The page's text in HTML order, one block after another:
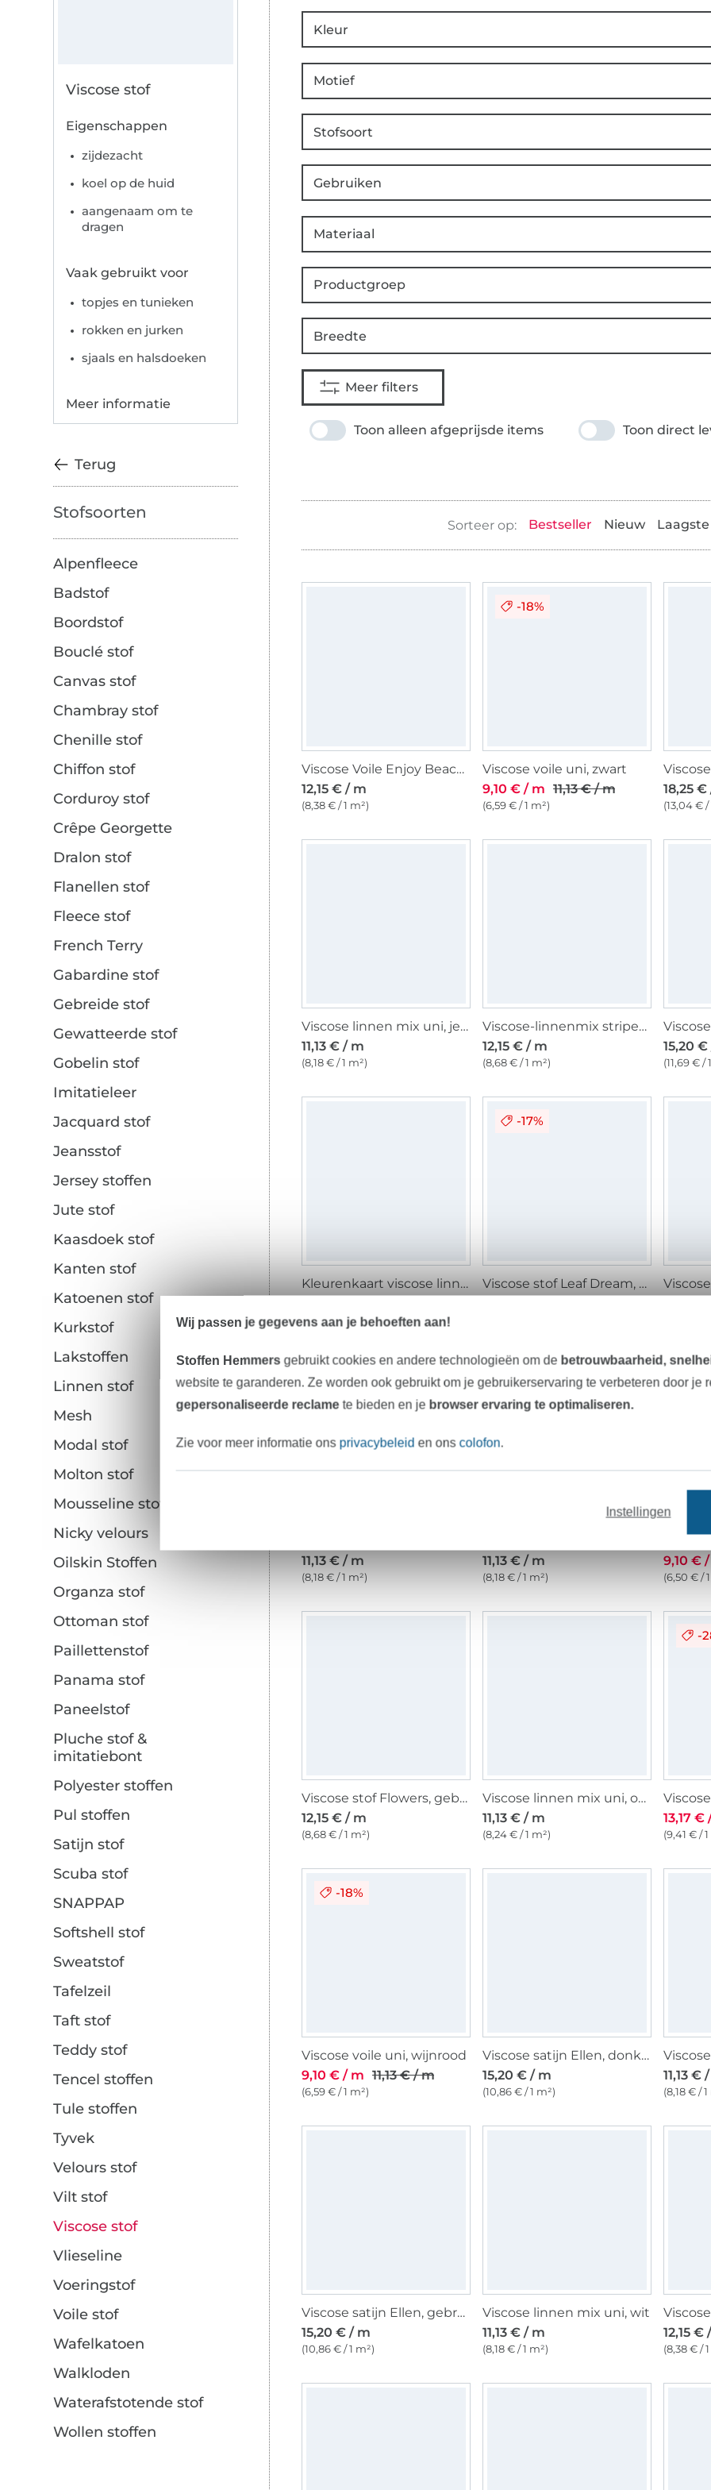
Viscose stof
Eigenschappen
zijdezacht
koel op de huid
aangenaam om te
dragen
Vaak gebruikt voor
topjes en tunieken
rokken en jurken
sjaals en halsdoeken
Meer informatie
Terug
Stofsoorten
Alpenfleece
Badstof
Boordstof
Bouclé stof
Canvas stof
Chambray stof
Chenille stof
Chiffon stof
Corduroy stof
Crêpe Georgette
Dralon stof
Flanellen stof
Fleece stof
French Terry
Gabardine stof
Gebreide stof
Gewatteerde stof
Gobelin stof
Imitatieleer
Jacquard stof
Jeansstof
Jersey stoffen
Jute stof
Kaasdoek stof
Kanten stof
Katoenen stof
Kurkstof
Lakstoffen
Linnen stof
Mesh
Modal stof
Molton stof
Mousseline stof
Nicky velours
Oilskin Stoffen
Organza stof
Ottoman stof
Paillettenstof
Panama stof
Paneelstof
Pluche stof &
imitatiebont
Polyester stoffen
Pul stoffen
Satijn stof
Scuba stof
SNAPPAP
Softshell stof
Sweatstof
Tafelzeil
Taft stof
Teddy stof
Tencel stoffen
Tule stoffen
Tyvek
Velours stof
Vilt stof
Viscose stof
Vlieseline
Voeringstof
Voile stof
Wafelkatoen
Walkloden
Waterafstotende stof
Wollen stoffen
Kleur
Motief
Stofsoort
Gebruiken
Materiaal
Productgroep
Breedte
Meer filters
Toon alleen afgeprijsde items Toon direct
Bestseller Nieuw
Viscose Voile Enjoy Beach Ethnic Leaves, petrol
12,15 € / m
(8,38 € / 1 m²)
-18%
Viscose voile uni, zwart
9,10 € / m 11,13 € / m
(6,59 € / 1 m²)
18,25
(13,04 € /
Viscose linnen mix uni, jeansblauw
11,13 € / m
(8,18 € / 1 m²)
Viscose-linnenmix stripes, crèmekleurig
12,15 € / m
(8,68 € / 1 m²)
15,20
(11,69 € /
Kleurenkaart viscose linnen mix
-17%
Viscose stof Leaf Dream, marineblauw
11,13 € / m
(8,18 € / 1 m²)
11,13 € / m
(8,18 € / 1 m²)
-
9,10 €
(6,50 € /
Viscose stof Flowers, gebroken wit
12,15 € / m
(8,68 € / 1 m²)
Viscose linnen mix uni, oudpetrol
11,13 € / m
(8,24 € / 1 m²)
-
13,17 €
(9,41 € /
-18%
Viscose voile uni, wijnrood
9,10 € / m 11,13 € / m
(6,59 € / 1 m²)
Viscose satijn Ellen, donkerbruin
15,20 € / m
(10,86 € / 1 m²)
11,13 €
(8,18 € / 1
Viscose satijn Ellen, gebroken wit
15,20 € / m
(10,86 € / 1 m²)
Viscose linnen mix uni, wit
11,13 € / m
(8,18 € / 1 m²)
12,15 €
(8,38 € /
Wij passen je gegevens aan je behoeften aan!
Stoffen Hemmers gebruikt cookies en andere technologieën om de betrouwbaarheid,
website te garanderen. Ze worden ook gebruikt om je gebruikerservaring te verbeteren door je
gepersonaliseerde reclamete bieden en je browser ervaring te optimaliseren.
Zie voor meer informatie ons privacybeleid en onscolofon.
Instellingen